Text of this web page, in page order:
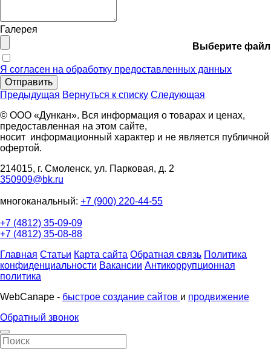
Галерея
Выберите файл
Я согласен на обработку предоставленных данных
Отправить
Предыдущая Вернуться к списку Следующая
© ООО «Дункан». Вся информация о товарах и ценах,
предоставленная на этом сайте,
носит информационный характер и не является публичной
офертой.
214015, г. Смоленск, ул. Парковая, д. 2
350909@bk.ru
многоканальный: +7 (900) 220-44-55
+7 (4812) 35-09-09
+7 (4812) 35-08-88
Главная Статьи Карта сайта Обратная связь Политика
конфиденциальности Вакансии Антикоррупционная
политика
WebCanape - быстрое создание сайтов и продвижение
Обратный звонок